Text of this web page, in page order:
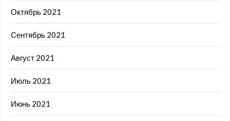
Октябрь 2021
Сентябрь 2021
Август 2021
Июль 2021
Июнь 2021